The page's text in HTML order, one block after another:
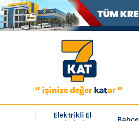
Elektrikli El